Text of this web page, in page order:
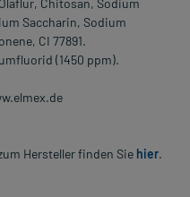
Chitosan, Sodium
Saccharin, Sodium
CI 77891.
(1450 ppm).
Hersteller finden Sie hier.